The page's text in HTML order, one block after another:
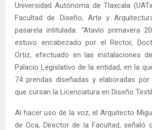
Universidad Autónoma de Tlaxcala
Facultad de Diseño, Arte y
pasarela intitulada: “Atavío primavera
estuvo encabezado por el Rector,
Ortiz, efectuado en las instalaciones
Palacio Legislativo de la entidad, en la
74 prendas diseñadas y elaboradas
que cursan la Licenciatura en Diseño Textil.
Al hacer uso de la voz, el Arquitecto
de Oca, Director de la Facultad, señaló